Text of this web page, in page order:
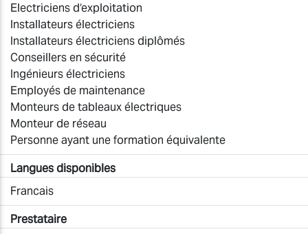
Electriciens d‘exploitation
Installateurs électriciens
Installateurs électriciens diplômés
Conseillers en sécurité
Ingénieurs électriciens
Employés de maintenance
Monteurs de tableaux électriques
Monteur de réseau
Personne ayant une formation équivalente
Langues disponibles
Francais
Prestataire